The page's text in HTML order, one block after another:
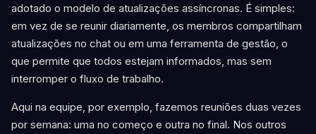
adotado o modelo de atualizações assíncronas. É simples:
em vez de se reunir diariamente, os membros compartilham
atualizações no chat ou em uma ferramenta de gestão, o
que permite que todos estejam informados, mas sem
interromper o fluxo de trabalho.
Aqui na equipe, por exemplo, fazemos reuniões duas vezes
por semana: uma no começo e outra no final. Nos outros